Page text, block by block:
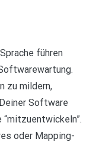
führen
zu mildern,
Software
“mitzuentwickeln”.
oder Mapping-